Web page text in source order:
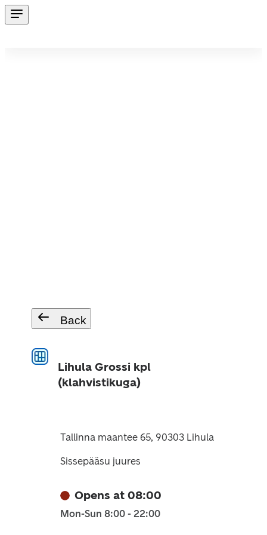
Back
Lihula Grossi kpl
(klahvistikuga)
Tallinna maantee 65, 90303 Lihula
Sissepääsu juures
Opens at 08:00
Mon-Sun 8:00 - 22:00